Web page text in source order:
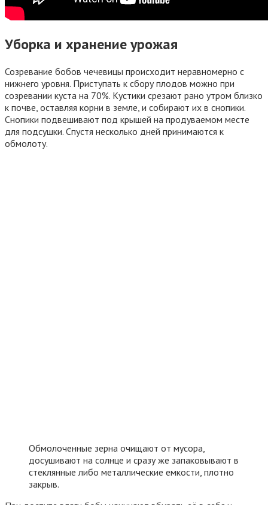
Уборка и хранение урожая
Созревание бобов чечевицы происходит неравномерно с
нижнего уровня. Приступать к сбору плодов можно при
созревании куста на 70%. Кустики срезают рано утром близко
к почве, оставляя корни в земле, и собирают их в снопики.
Снопики подвешивают под крышей на продуваемом месте
для подсушки. Спустя несколько дней принимаются к
обмолоту.
Обмолоченные зерна очищают от мусора,
досушивают на солнце и сразу же запаковывают в
стеклянные либо металлические емкости, плотно
закрыв.